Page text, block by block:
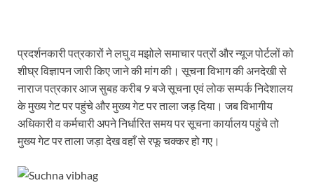
प्रदर्शनकारी पत्रकारों ने लघु व मझोले समाचार पत्रों और न्यूज पोर्टलों को
शीघ्र विज्ञापन जारी किए जाने की मांग की। सूचना विभाग की अनदेखी से
नाराज पत्रकार आज सुबह करीब 9 बजे सूचना एवं लोक सम्पर्क निदेशालय
के मुख्य गेट पर पहुंचे और मुख्य गेट पर ताला जड़ दिया। जब विभागीय
अधिकारी व कर्मचारी अपने निर्धारित समय पर सूचना कार्यालय पहुंचे तो
मुख्य गेट पर ताला जड़ा देख वहाँ से रफू चक्कर हो गए।